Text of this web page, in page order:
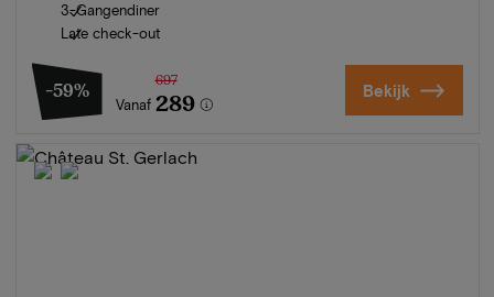
3-Gangendiner
Late check-out
-59%
Vanaf
697
289 Bekijk